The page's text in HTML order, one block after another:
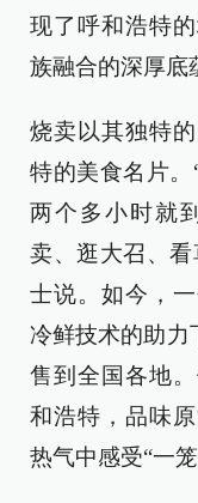
现了呼和浩特
族融合的深厚底
烧卖以其独特
特的美食名片
两个多小时就
卖、逛大召、
士说。如今，
冷鲜技术的助力
售到全国各地
和浩特，品味
热气中感受“一